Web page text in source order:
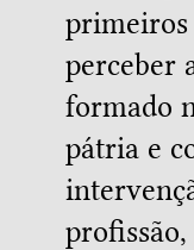
primeiros
perceber
formado
pátria e